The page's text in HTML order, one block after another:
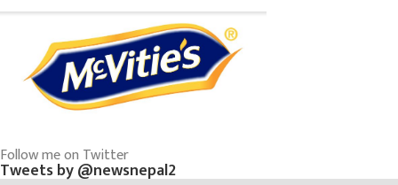
Follow me on Twitter
Tweets by @newsnepal2